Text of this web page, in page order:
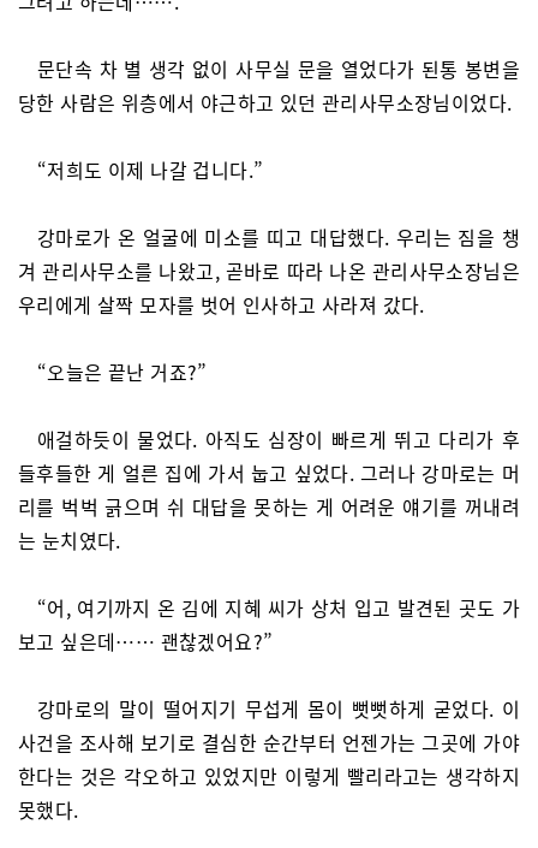
문단속 차 별 생각 없이 사무실 문을 열었다가 된통 봉변을
당한 사람은 위층에서 야근하고 있던 관리사무소장님이었다.
“저희도 이제 나갈 겁니다.”
강마로가 온 얼굴에 미소를 띠고 대답했다. 우리는 짐을 챙
겨 관리사무소를 나왔고, 곧바로 따라 나온 관리사무소장님은
우리에게 살짝 모자를 벗어 인사하고 사라져 갔다.
“오늘은 끝난 거죠?”
애걸하듯이 물었다. 아직도 심장이 빠르게 뛰고 다리가 후
들후들한 게 얼른 집에 가서 눕고 싶었다. 그러나 강마로는 머
리를 벅벅 긁으며 쉬 대답을 못하는 게 어려운 얘기를 꺼내려
는 눈치였다.
“어, 여기까지 온 김에 지혜 씨가 상처 입고 발견된 곳도 가
보고 싶은데…… 괜찮겠어요?”
강마로의 말이 떨어지기 무섭게 몸이 뻣뻣하게 굳었다. 이
사건을 조사해 보기로 결심한 순간부터 언젠가는 그곳에 가야
한다는 것은 각오하고 있었지만 이렇게 빨리라고는 생각하지
못했다.